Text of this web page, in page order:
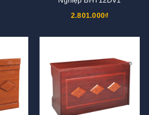
2.801.000₫